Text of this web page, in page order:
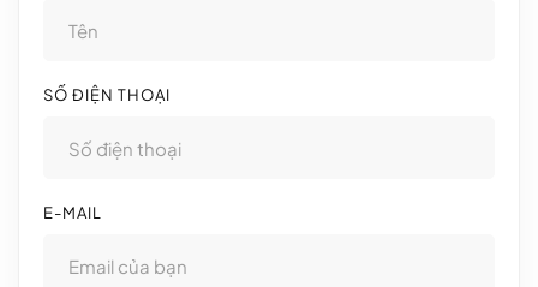
SỐ ĐIỆN THOẠI
E-MAIL